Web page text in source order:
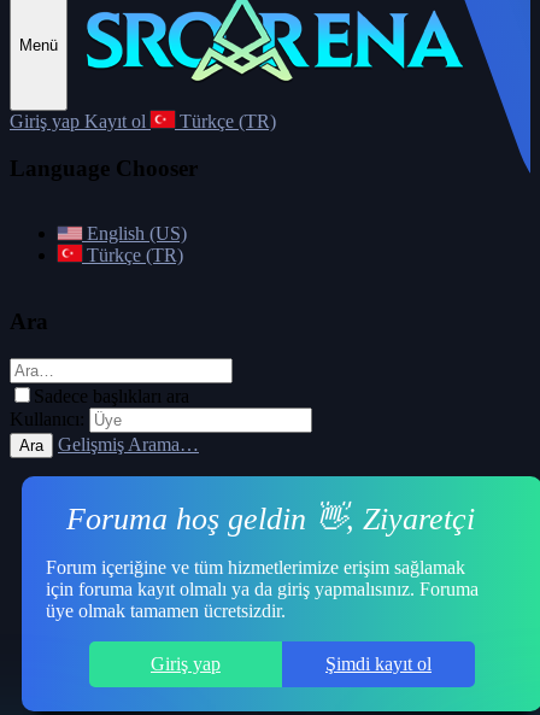
Menü
Giriş yap Kayıt ol Türkçe (TR)
Language Chooser
English (US)
Türkçe (TR)
Ara
Sadece başlıkları ara
Kullanıcı:
Ara Gelişmiş Arama…
Foruma hoş geldin 👋, Ziyaretçi
Forum içeriğine ve tüm hizmetlerimize erişim sağlamak
için foruma kayıt olmalı ya da giriş yapmalısınız. Foruma
üye olmak tamamen ücretsizdir.
Giriş yap Şimdi kayıt ol